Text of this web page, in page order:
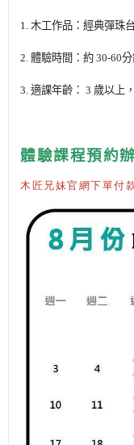
1. 木工作品：經典彈珠
2. 體驗時間：約 30-60
3. 適課年齡： 3 歲以上
體驗課程預約
木匠兄妹官網下單付